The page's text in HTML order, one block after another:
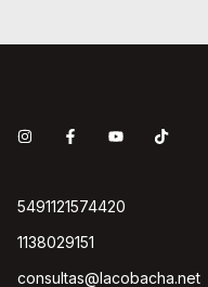
5491121574420
1138029151
consultas@lacobacha.net